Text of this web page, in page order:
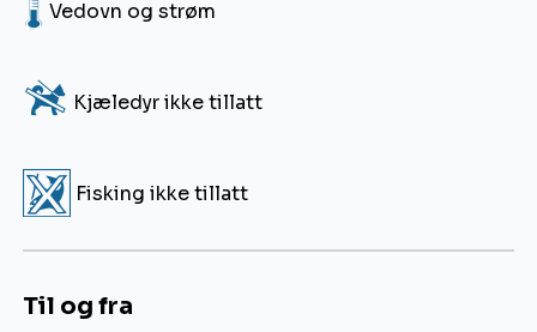
6 Vedovn og strøm
2 Kjæledyr ikke tillatt
Q Fisking ikke tillatt
Til og fra